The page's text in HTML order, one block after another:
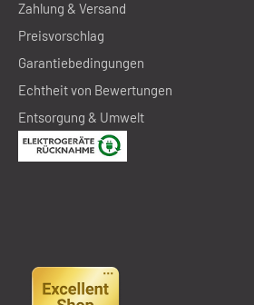
Zahlung & Versand
Preisvorschlag
Garantiebedingungen
Echtheit von Bewertungen
Entsorgung & Umwelt